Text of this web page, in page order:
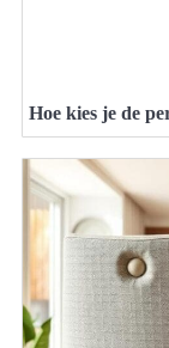
Hoe kies je de